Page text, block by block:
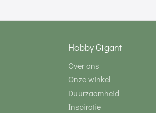
Hobby Gigant
Over ons
Onze winkel
Duurzaamheid
Inspiratie